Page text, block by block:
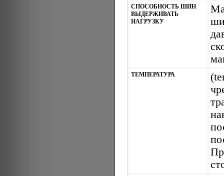
СПОСОБНОСТЬ ШИН
ВЫДЕРЖИВАТЬ
НАГРУЗКУ
ТЕМПЕРАТУРА